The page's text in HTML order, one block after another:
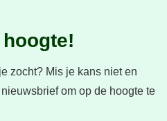
zocht? Mis je kans niet en
om op de hoogte te